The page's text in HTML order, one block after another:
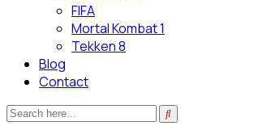
FIFA
Mortal Kombat 1
Tekken 8
Blog
Contact